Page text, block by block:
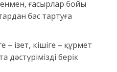
ғасырлар бойы
бас тартуға
– ізет, кішіге – құрмет
дәстүрімізді берік